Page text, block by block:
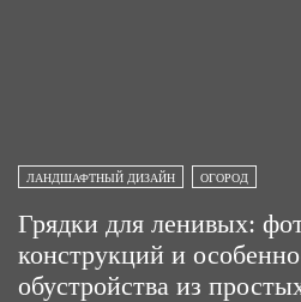
ЛАНДШАФТНЫЙ ДИЗАЙН ОГОРОД
Грядки для ленивых:
конструкций и
обустройства из